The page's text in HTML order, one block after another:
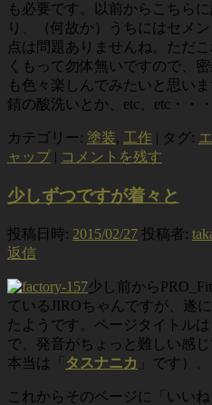
も必要です。以前からこちら
り、（何故か）うちにはセメ
点は問題ありませんね。ただ
くもって勿体無いですので、
も色々楽しんでみたいと思い
錆の酸洗いとか、etc、etc・・
カテゴリー: 塗装, 工作 | タグ:
ャップ | コメントを残す
少しずつですが着々と
投稿日時: 2015/02/27 投稿者:
返信
少し前から
ているJIROちゃんですが、遂
たようです。ページタイトルは
で、発音がちょっと難しい感
本当は「
タスナニカ 」です）。
これからそのページに「いい